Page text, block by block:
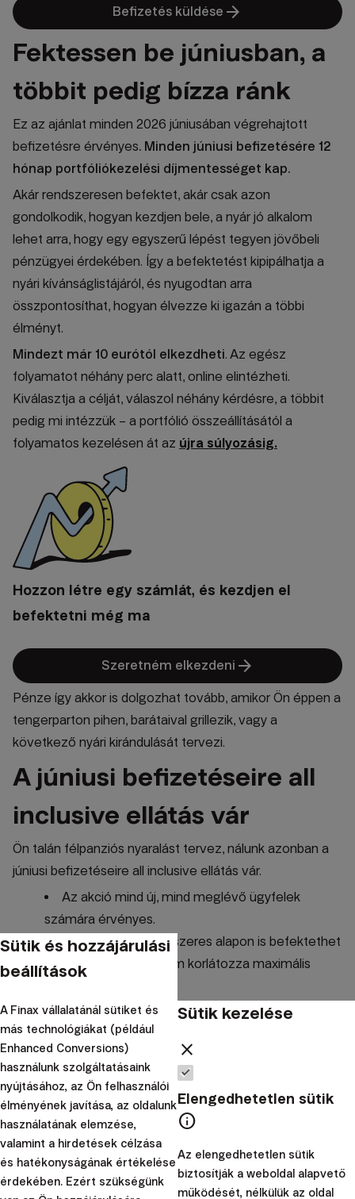
Befizetés küldése arrow_forward
Fektessen be júniusban, a
többit pedig bízza ránk
Ez az ajánlat minden 2026 júniusában végrehajtott
befizetésre érvényes. Minden júniusi befizetésére 12
hónap portfóliókezelési díjmentességet kap.
Akár rendszeresen befektet, akár csak azon
gondolkodik, hogyan kezdjen bele, a nyár jó alkalom
lehet arra, hogy egy egyszerű lépést tegyen jövőbeli
pénzügyei érdekében. Így a befektetést kipipálhatja a
nyári kívánságlistájáról, és nyugodtan arra
összpontosíthat, hogyan élvezze ki igazán a többi
élményt.
Mindezt már 10 eurótól elkezdheti. Az egész
folyamatot néhány perc alatt, online elintézheti.
Kiválasztja a célját, válaszol néhány kérdésre, a többit
pedig mi intézzük – a portfólió összeállításától a
folyamatos kezelésen át az újra súlyozásig.
Hozzon létre egy számlát, és kezdjen el
befektetni még ma
Szeretném elkezdeni arrow_forward
Pénze így akkor is dolgozhat tovább, amikor Ön éppen a
tengerparton pihen, barátaival grillezik, vagy a
következő nyári kirándulását tervezi.
A júniusi befizetéseire all
inclusive ellátás vár
Ön talán félpanziós nyaralást tervez, nálunk azonban a
júniusi befizetéseire all inclusive ellátás vár.
Az akció mind új, mind meglévő ügyfelek
számára érvényes.
Egyszeri vagy rendszeres alapon is befektethet
A kedvezményt nem korlátozza maximális
Egyszerűen, online és már 10 eurótól
elkezdheti.
A kampány részletes leírása és feltételei a
alapszabályában találhatók.
Sokan halasztják a befektetést. Magasabb jövedelemre,
csendesebb időszakra vagy arra a pillanatra várnak,
amikor úgy érzik, már ismerik a helyzetet. Valójában
azonban a legfontosabb, hogy egyszerűen elkezdd, és
időt szánj arra, hogy a saját javadra dolgozz.
Sütik és hozzájárulási
beállítások
A Finax vállalatánál sütiket és
más technológiákat (például
Enhanced Conversions)
használunk szolgáltatásaink
nyújtásához, az Ön felhasználói
élményének javítása, az oldalunk
használatának elemzése,
valamint a hirdetések célzása
és hatékonyságának értékelése
érdekében. Ezért szükségünk
Sütik kezelése
close
Elengedhetetlen sütik
info
Az elengedhetetlen sütik
biztosítják a weboldal alapvető
működését, nélkülük az oldal